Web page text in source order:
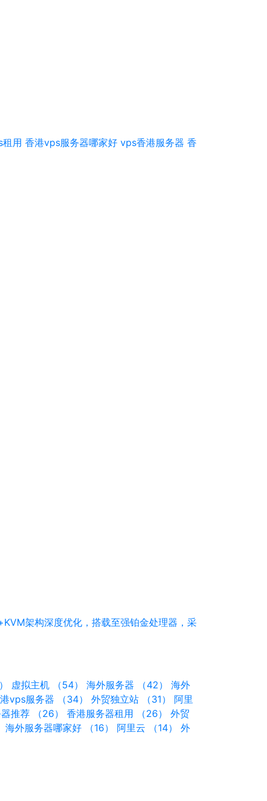
用 香港vps服务器哪家好 vps香港服务器 香
架构深度优化，搭载至强铂金处理器，采
虚拟主机 （54） 海外服务器 （42）
海外
vps服务器 （34）
外贸独立站 （31）
阿里
推荐 （26）
香港服务器租用 （26）
外贸
海外服务器哪家好 （16） 阿里云 （14） 外